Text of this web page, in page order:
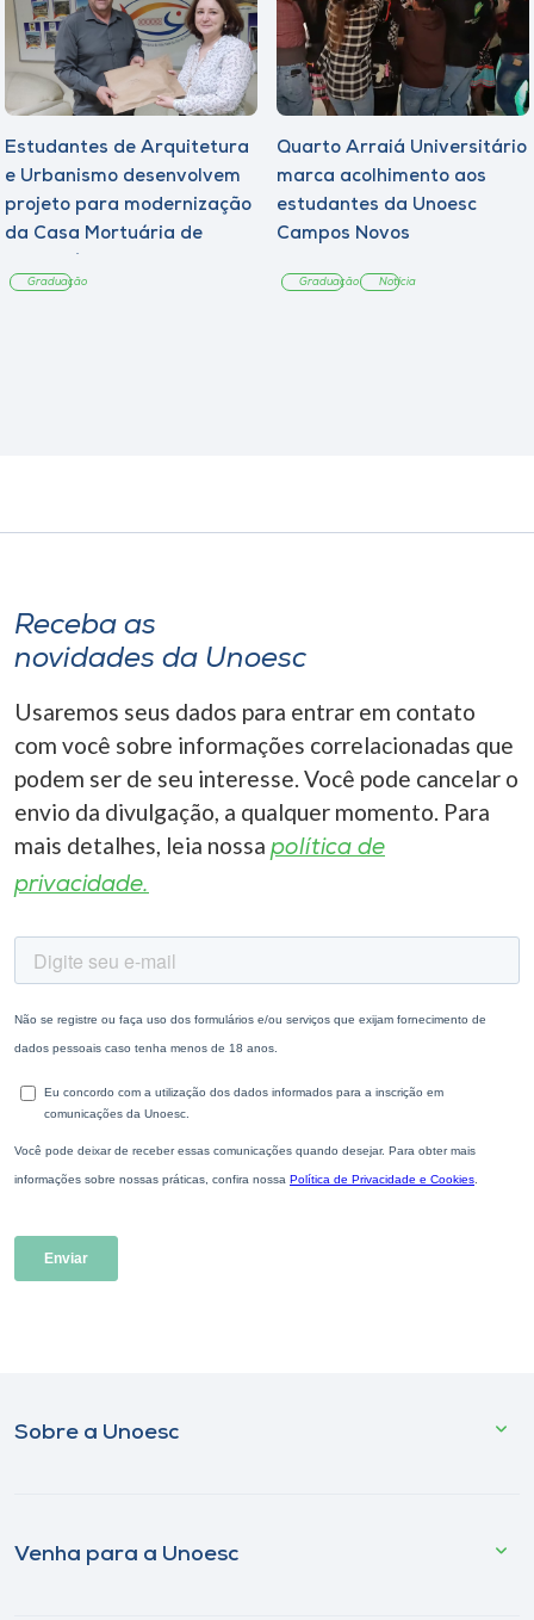
Estudantes de Arquitetura
e Urbanismo desenvolvem
projeto para modernização
da Casa Mortuária de
Graduação
Quarto Arraiá Universitário
marca acolhimento aos
estudantes da Unoesc
Campos Novos
Graduação Notícia
Receba as
novidades da Unoesc
Usaremos seus dados para entrar em contato
com você sobre informações correlacionadas que
podem ser de seu interesse. Você pode cancelar o
envio da divulgação, a qualquer momento. Para
mais detalhes, leia nossa política de
privacidade.
Sobre a Unoesc
Venha para a Unoesc